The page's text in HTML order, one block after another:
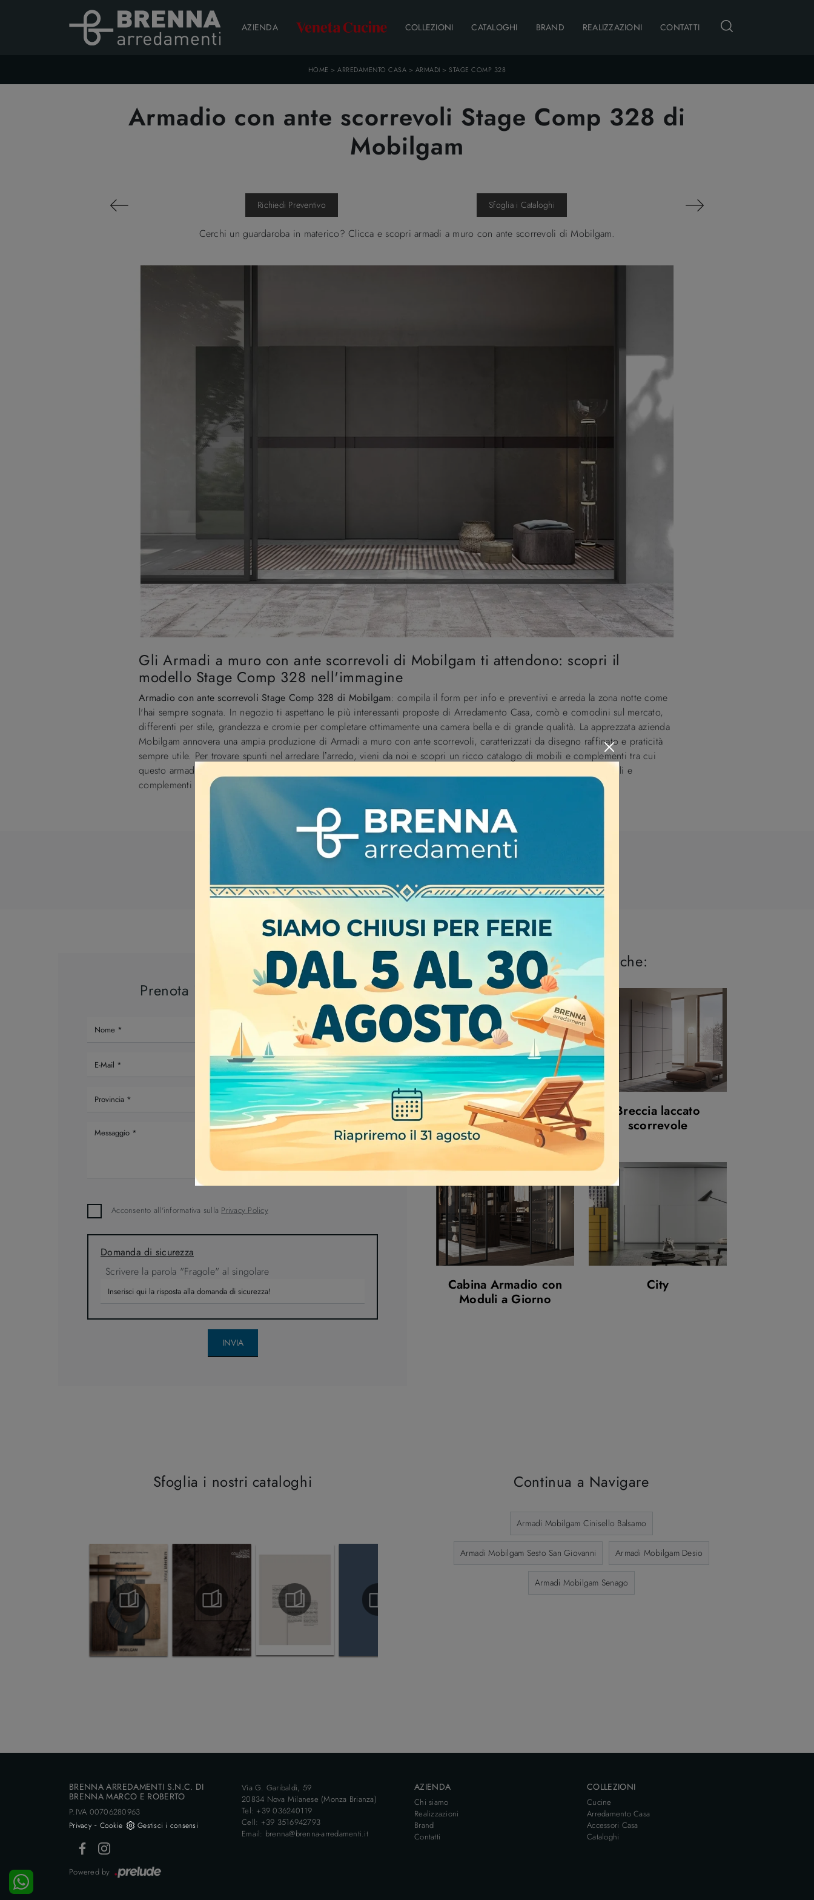
AZIENDA COLLEZIONI CATALOGHI BRAND REALIZZAZIONI CONTATTI
HOME >ARREDAMENTO CASA > ARMADI >STAGE COMP 328
Armadio con ante scorrevoli Stage Comp 328 di
Mobilgam
Richiedi Preventivo Sfoglia i Cataloghi
Cerchi un guardaroba in materico? Clicca e scopri armadi a muro con ante scorrevoli di Mobilgam.
Gli Armadi a muro con ante scorrevoli di Mobilgam ti attendono: scopri il
modello Stage Comp 328 nell'immagine
Armadio con ante scorrevoli Stage Comp 328 di Mobilgam: compila il form per info e preventivi e arreda la zona notte come
l'hai sempre sognata. In negozio ti aspettano le più interessanti proposte di Arredamento Casa, comò e comodini sul mercato,
differenti per stile, grandezza e cromie per completare ottimamente una camera bella e di grande qualità. La apprezzata azienda
Mobilgam annovera una ampia produzione di Armadi a muro con ante scorrevoli, caratterizzati da disegno raffinato e praticità
sempre utile. Per trovare spunti nel arredare l’arredo, vieni da noi e scopri un ricco catalogo di mobili e complementi tra cui
questo armadio esclusivo e versatile. Questo guardaroba è ideale per essere inserito in un locale arredato con mobili e
complementi moderni, coniugando ottimamente praticità e design.
CARATTERISTICHE
Prenota il tuo appuntamento
Acconsento all'informativa sulla Privacy Policy
Domanda di sicurezza
Scrivere la parola "Fragole" al singolare
INVIA
Non perderti anche:
Sere Due
Breccia laccato
scorrevole
Cabina Armadio con
Moduli a Giorno
City
Sfoglia i nostri cataloghi Continua a Navigare
Armadi Mobilgam Cinisello Balsamo
Armadi Mobilgam Sesto San Giovanni Armadi Mobilgam Desio
Armadi Mobilgam Senago
BRENNA ARREDAMENTI S.N.C. DI
BRENNA MARCO E ROBERTO
P.IVA 00706280963
Privacy- Cookie Gestisci i consensi
Via G. Garibaldi, 59
20834 Nova Milanese (Monza Brianza)
Tel: +39 036240119
Cell: +39 3516942793
Email: brenna@brenna-arredamenti.it
AZIENDA
Chi siamo
Realizzazioni
Brand
Contatti
COLLEZIONI
Cucine
Arredamento Casa
Accessori Casa
Cataloghi
Powered by